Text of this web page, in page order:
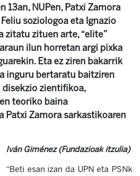
13an, NUPen, Patxi Zamora
soziologoa eta Ignazio
zitatu zituen arte, “elite”
ilun horretan argi pixka
Eta ez ziren bakarrik
inguru bertaratu baitziren
zientifikoa,
teoriko baina
Patxi Zamora sarkastikoaren
Iván Giménez (Fundazioak itzulia)
“Beti esan izan da UPN eta PSNk